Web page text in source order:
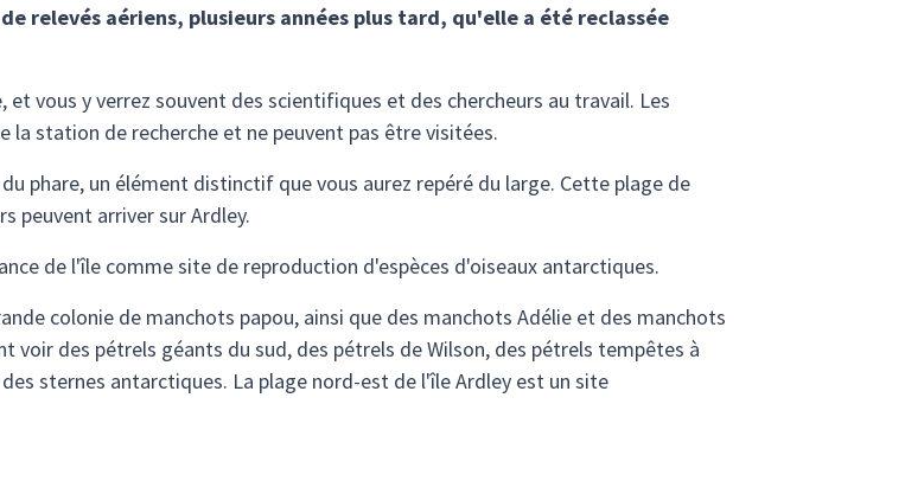
relevés aériens, plusieurs années plus tard, qu'elle a été reclassée
vous y verrez souvent des scientifiques et des chercheurs au travail. Les
la station de recherche et ne peuvent pas être visitées.
phare, un élément distinctif que vous aurez repéré du large. Cette plage de
peuvent arriver sur Ardley.
de l'île comme site de reproduction d'espèces d'oiseaux antarctiques.
colonie de manchots papou, ainsi que des manchots Adélie et des manchots
voir des pétrels géants du sud, des pétrels de Wilson, des pétrels tempêtes à
sternes antarctiques. La plage nord-est de l'île Ardley est un site